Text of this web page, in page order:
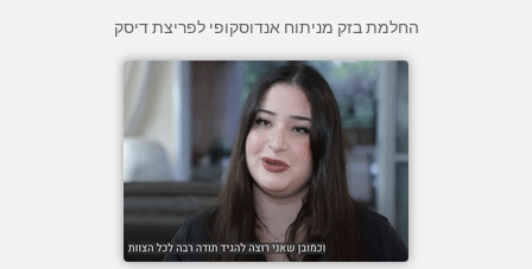
החלמת בזק מניתוח אנדוסקופי לפריצת דיסק